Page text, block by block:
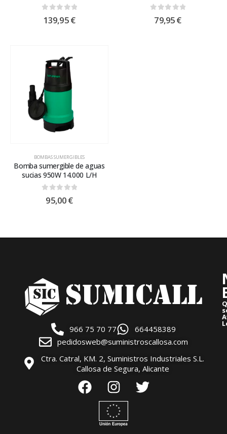
0out of 5
139,95€ 0out of 5
79,95€
BOMBAS SUMERGIBLES
Bomba sumergible de aguas
sucias 950W 14.000 L/H
out of 5
95,00€
966 75 70 77
664458389
pedidosweb@suministroscallosa.com
Ctra. Catral, KM. 2, Suministros Industriales S.L.
Callosa de Segura, Alicante